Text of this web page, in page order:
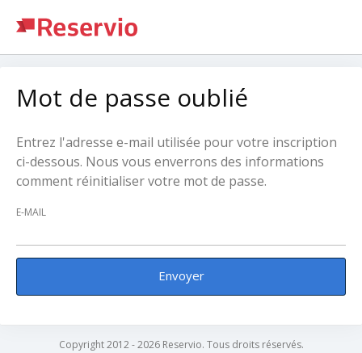
Mot de passe oublié
Entrez l'adresse e-mail utilisée pour votre inscription
ci-dessous. Nous vous enverrons des informations
comment réinitialiser votre mot de passe.
E-MAIL
Envoyer
Copyright 2012 - 2026 Reservio. Tous droits réservés.